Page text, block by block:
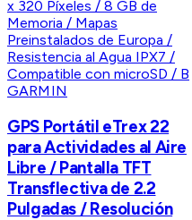
GARMIN
GPS Portátil eTrex 22
para Actividades al Aire
Libre / Pantalla TFT
Transflectiva de 2.2
Pulgadas / Resolución